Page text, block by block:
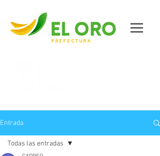
Entrada
Todas las entradas